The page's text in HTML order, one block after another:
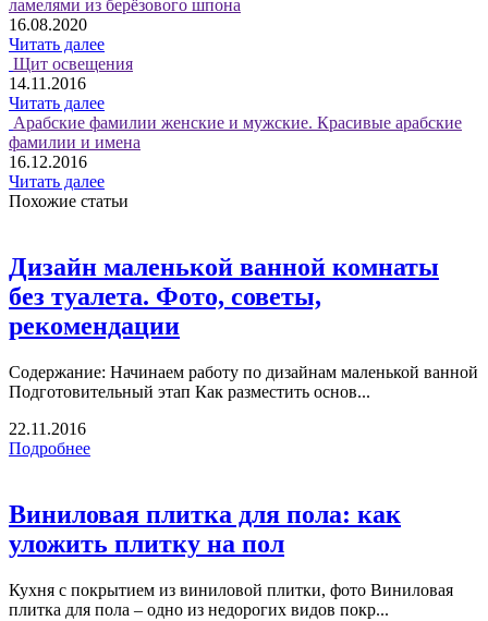
ламелями из берёзового шпона
16.08.2020
Читать далее
Щит освещения
14.11.2016
Читать далее
Арабские фамилии женские и мужские. Красивые арабские
фамилии и имена
16.12.2016
Читать далее
Похожие статьи
Дизайн маленькой ванной комнаты
без туалета. Фото, советы,
рекомендации
Содержание: Начинаем работу по дизайнам маленькой ванной
Подготовительный этап Как разместить основ...
22.11.2016
Подробнее
Виниловая плитка для пола: как
уложить плитку на пол
Кухня с покрытием из виниловой плитки, фото Виниловая
плитка для пола – одно из недорогих видов покр...